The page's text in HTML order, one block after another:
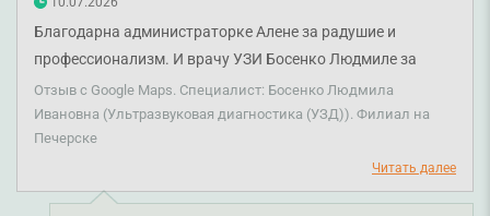
Благодарна администраторке Алене за радушие и
профессионализм. И врачу УЗИ Босенко Людмиле за
отличный прием.
Отзыв с Google Maps. Специалист: Босенко Людмила
Ивановна (Ультразвуковая диагностика (УЗД)). Филиал на
Печерске
Читать далее